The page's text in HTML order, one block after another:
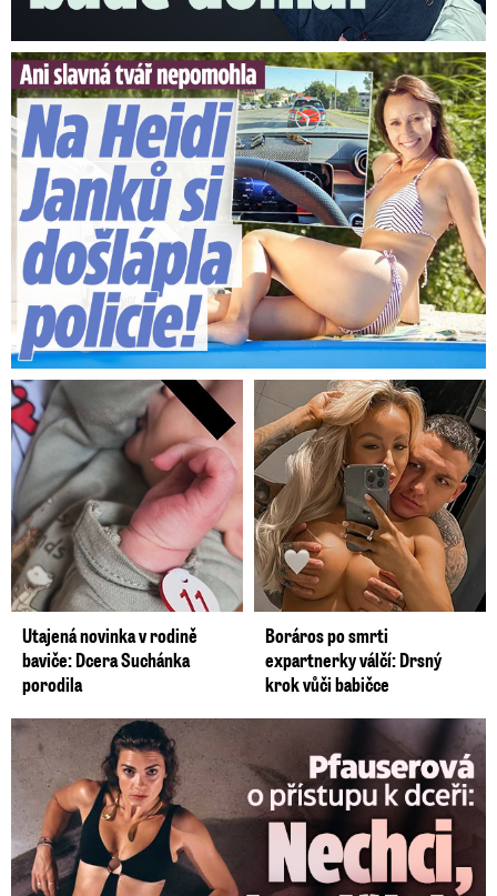
Slavná tvář nepomohla. Na Heidi Janků si došlápla policie
Utajená novinka v rodině
baviče: Dcera Suchánka
porodila
Boráros po smrti
expartnerky válčí: Drsný
krok vůči babičce
Pfauserová o dceři: Nechci, aby dělala stejné chyby jako já